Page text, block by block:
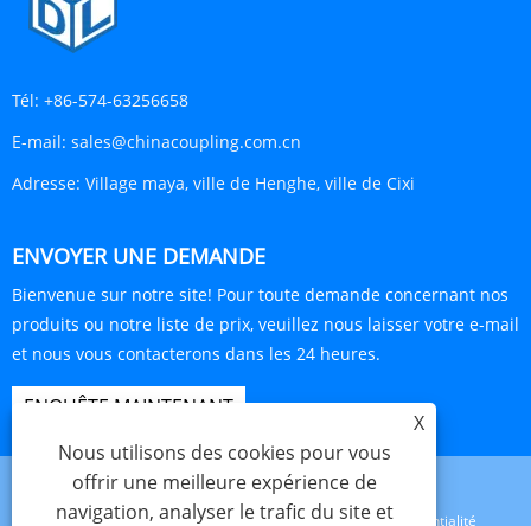
Tél: +86-574-63256658
E-mail: sales@chinacoupling.com.cn
Adresse: Village maya, ville de Henghe, ville de Cixi
ENVOYER UNE DEMANDE
Bienvenue sur notre site! Pour toute demande concernant nos
produits ou notre liste de prix, veuillez nous laisser votre e-mail
et nous vous contacterons dans les 24 heures.
ENQUÊTE MAINTENANT
Links Sitemap RSS XML politique de confidentialité
X
Nous utilisons des cookies pour vous
offrir une meilleure expérience de
navigation, analyser le trafic du site et